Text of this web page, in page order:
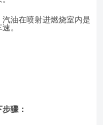
油在喷射进燃烧室内是
。
骤：